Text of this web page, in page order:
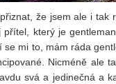
že jsem ale i tak
který je
mi to, mám ráda
Nicméně ale
svá a jedinečná a